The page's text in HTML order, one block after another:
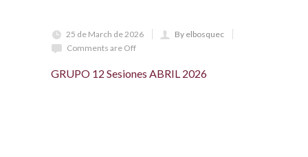
25 de March de 2026
By elbosquec
Comments are Off
GRUPO 12 Sesiones ABRIL 2026